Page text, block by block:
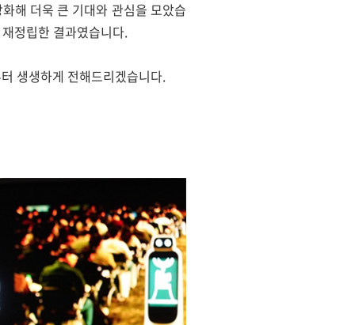
해 더욱 큰 기대와 관심을 모았습
정립한 결과였습니다.
생생하게 전해드리겠습니다.